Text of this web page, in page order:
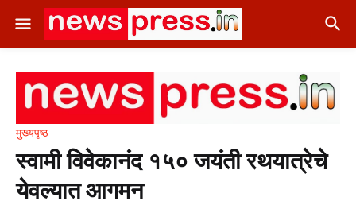
मुख्यपृष्ठ
स्वामी विवेकानंद १५० जयंती रथयात्रेचे
येवल्यात आगमन